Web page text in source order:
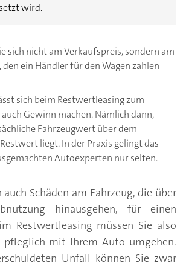
wird.
sich nicht am Verkaufspreis, sondern am
ein Händler für den Wagen zahlen
sich beim Restwertleasing zum
Gewinn machen. Nämlich dann,
Fahrzeugwert über dem
liegt. In der Praxis gelingt das
Autoexperten nur selten.
auch Schäden am Fahrzeug, die über
hinausgehen, für einen
Restwertleasing müssen Sie also
pfleglich mit Ihrem Auto umgehen.
Unfall können Sie zwar